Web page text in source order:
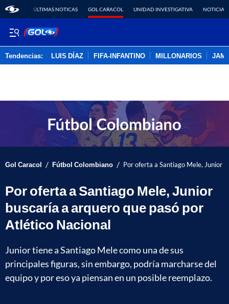
ÚLTIMAS NOTICAS GOL CARACOL UNIDAD INVESTIGATIVA NOTICIAS
Tendencias: LUIS DÍAZ FIFA-INFANTINO MILLONARIOS
Gol Caracol / Fútbol Colombiano / Por oferta a Santiago Mele, Junior
Por oferta a Santiago Mele, Junior
buscaría a arquero que pasó por
Atlético Nacional
Junior tiene a Santiago Mele como una de sus
principales figuras, sin embargo, podría marcharse del
equipo y por eso ya piensan en un posible reemplazo.